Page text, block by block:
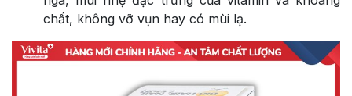
chất, không vỡ vụn hay có mùi lạ.